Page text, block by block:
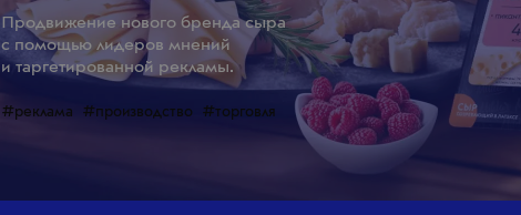
Продвижение нового бренда сыра
с помощью лидеров мнений
и таргетированной рекламы.
#реклама #производство #торговля